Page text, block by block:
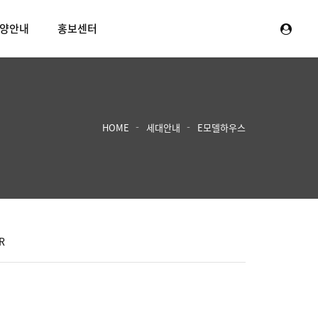
안내 홍보센터
HOME 세대안내 E모델하우스